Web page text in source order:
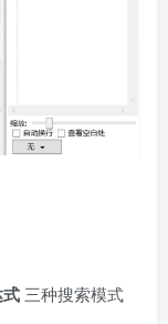
三种搜索模式